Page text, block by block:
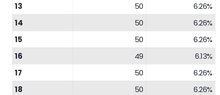
13
50
6.26%
14
50
6.26%
15
50
6.26%
16
49
6.13%
17
50
6.26%
18
50
6.26%